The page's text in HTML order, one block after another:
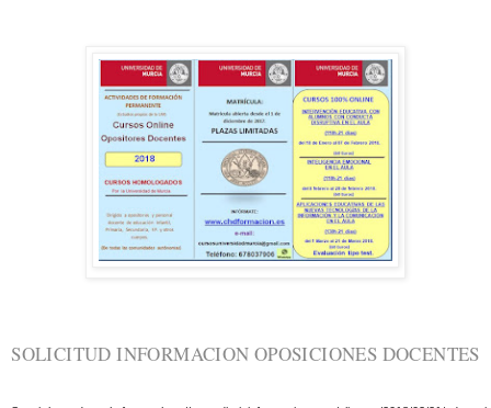
SOLICITUD INFORMACION OPOSICIONES DOCENTES